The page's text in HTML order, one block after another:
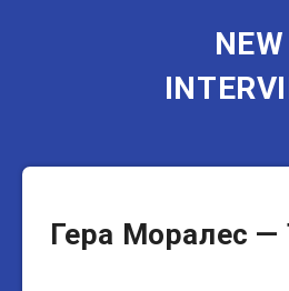
NEW
Музыканты
Гера Моралес —